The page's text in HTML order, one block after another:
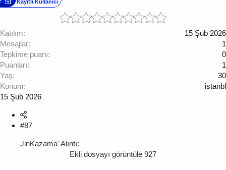
Kayıtlı Kullanıcı
Katılım
15 Şub 2026
Mesajlar
1
Tepkime puanı
0
Puanları
1
Yaş
30
Konum
istanbl
15 Şub 2026
#87
JinKazama' Alıntı:
Ekli dosyayı görüntüle 927